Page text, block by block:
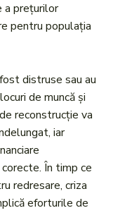
a prețurilor
pentru populația
distruse sau au
de muncă și
reconstrucție va
iar
În timp ce
redresare, criza
eforturile de